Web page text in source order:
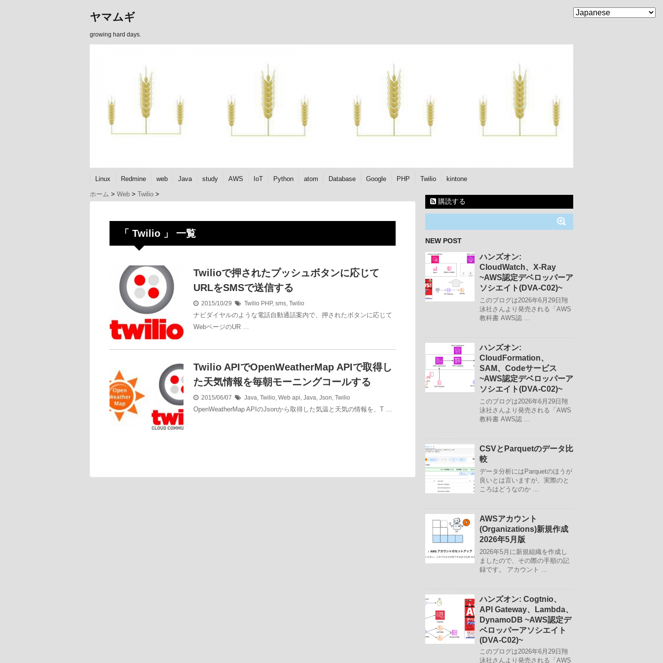
ヤマムギ
growing hard days.
Linux Redmine web Java study AWS IoT Python atom Database Google PHP Twilio kintone
ホーム > Web > Twilio >
「 Twilio 」 一覧
Twilioで押されたプッシュボタンに応じて
URLをSMSで送信する
2015/10/29 Twilio PHP, sms, Twilio
ナビダイヤルのような電話自動通話案内で、押されたボタンに応じて
WebページのUR …
Twilio APIでOpenWeatherMap APIで取得し
た天気情報を毎朝モーニングコールする
2015/06/07 Java, Twilio, Web api, Java, Json, Twilio
OpenWeatherMap APIのJsonから取得した気温と天気の情報を、T …
購読する
NEW POST
ハンズオン:
CloudWatch、X-Ray
~AWS認定デベロッパーア
ソシエイト(DVA-C02)~
このブログは2026年6月29日翔
泳社さんより発売される「AWS
教科書 AWS認 …
ハンズオン:
CloudFormation、
SAM、Codeサービス
~AWS認定デベロッパーア
ソシエイト(DVA-C02)~
このブログは2026年6月29日翔
泳社さんより発売される「AWS
教科書 AWS認 …
CSVとParquetのデータ比
較
データ分析にはParquetのほうが
良いとは言いますが、実際のと
ころはどうなのか …
AWSアカウント
(Organizations)新規作成
2026年5月版
2026年5月に新規組織を作成し
ましたので、その際の手順の記
録です。 アカウント …
ハンズオン: Cogtnio、
API Gateway、Lambda、
DynamoDB ~AWS認定デ
ベロッパーアソシエイト
(DVA-C02)~
このブログは2026年6月29日翔
泳社さんより発売される「AWS